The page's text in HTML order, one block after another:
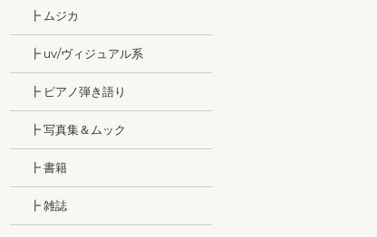
┣ ムジカ
┣ uv/ヴィジュアル系
┣ ピアノ弾き語り
┣ 写真集＆ムック
┣ 書籍
┣ 雑誌